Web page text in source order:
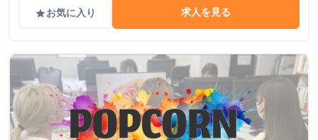
gradeお気に入り 求人を見る